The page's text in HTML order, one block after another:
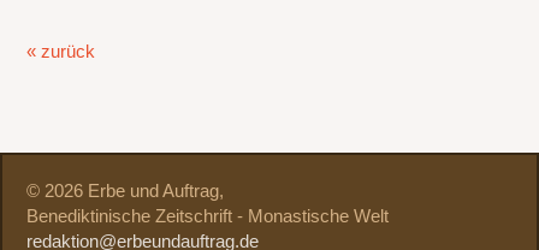
« zurück
© 2026 Erbe und Auftrag,
Benediktinische Zeitschrift - Monastische Welt
redaktion@erbeundauftrag.de